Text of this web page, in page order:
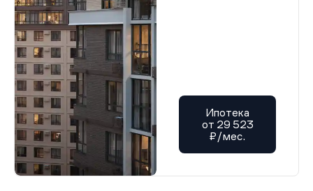
Ипотека
от 29 523
₽/мес.